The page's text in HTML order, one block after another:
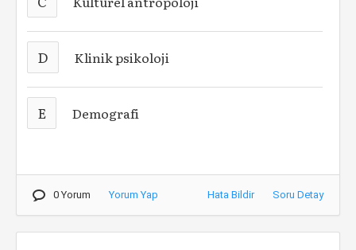
D Klinik psikoloji
E Demografi
0 Yorum Yorum Yap Hata Bildir Soru Detay